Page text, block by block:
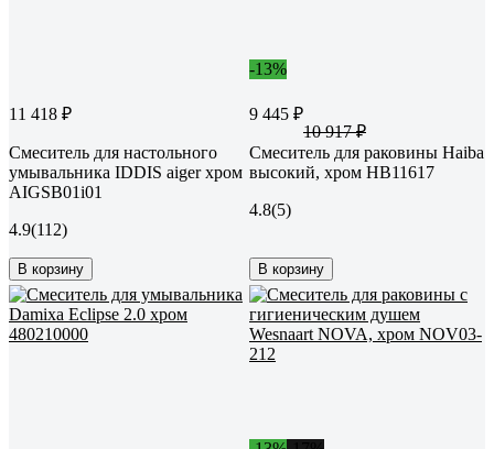
11 418 ₽
Смеситель для настольного
умывальника IDDIS aiger хром
AIGSB01i01
4.9(112)
В корзину
-13%
9 445 ₽
10 917 ₽
Смеситель для раковины Haiba
высокий, хром HB11617
4.8(5)
В корзину